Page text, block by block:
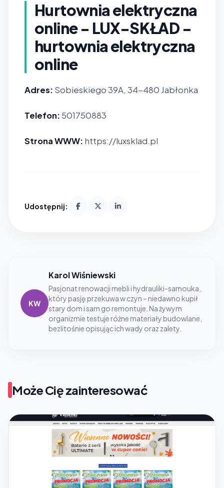
Hurtownia elektryczna
online - LUX-SKŁAD -
hurtownia elektryczna
online
Adres: Sobieskiego 39A, 34-480 Jabłonka
Telefon: 501750883
Strona WWW: https://luxsklad.pl
Udostępnij:
KW
Karol Wiśniewski
Pasjonat renowacji mebli i hydrauliki-samouka,
który pasję przekuwa w czyn – niedawno kupił
stary dom i sam go remontuje. Na żywym
organizmie testuje różne materiały budowlane,
bezlitośnie opisując ich wady oraz zalety.
Może Cię zainteresować